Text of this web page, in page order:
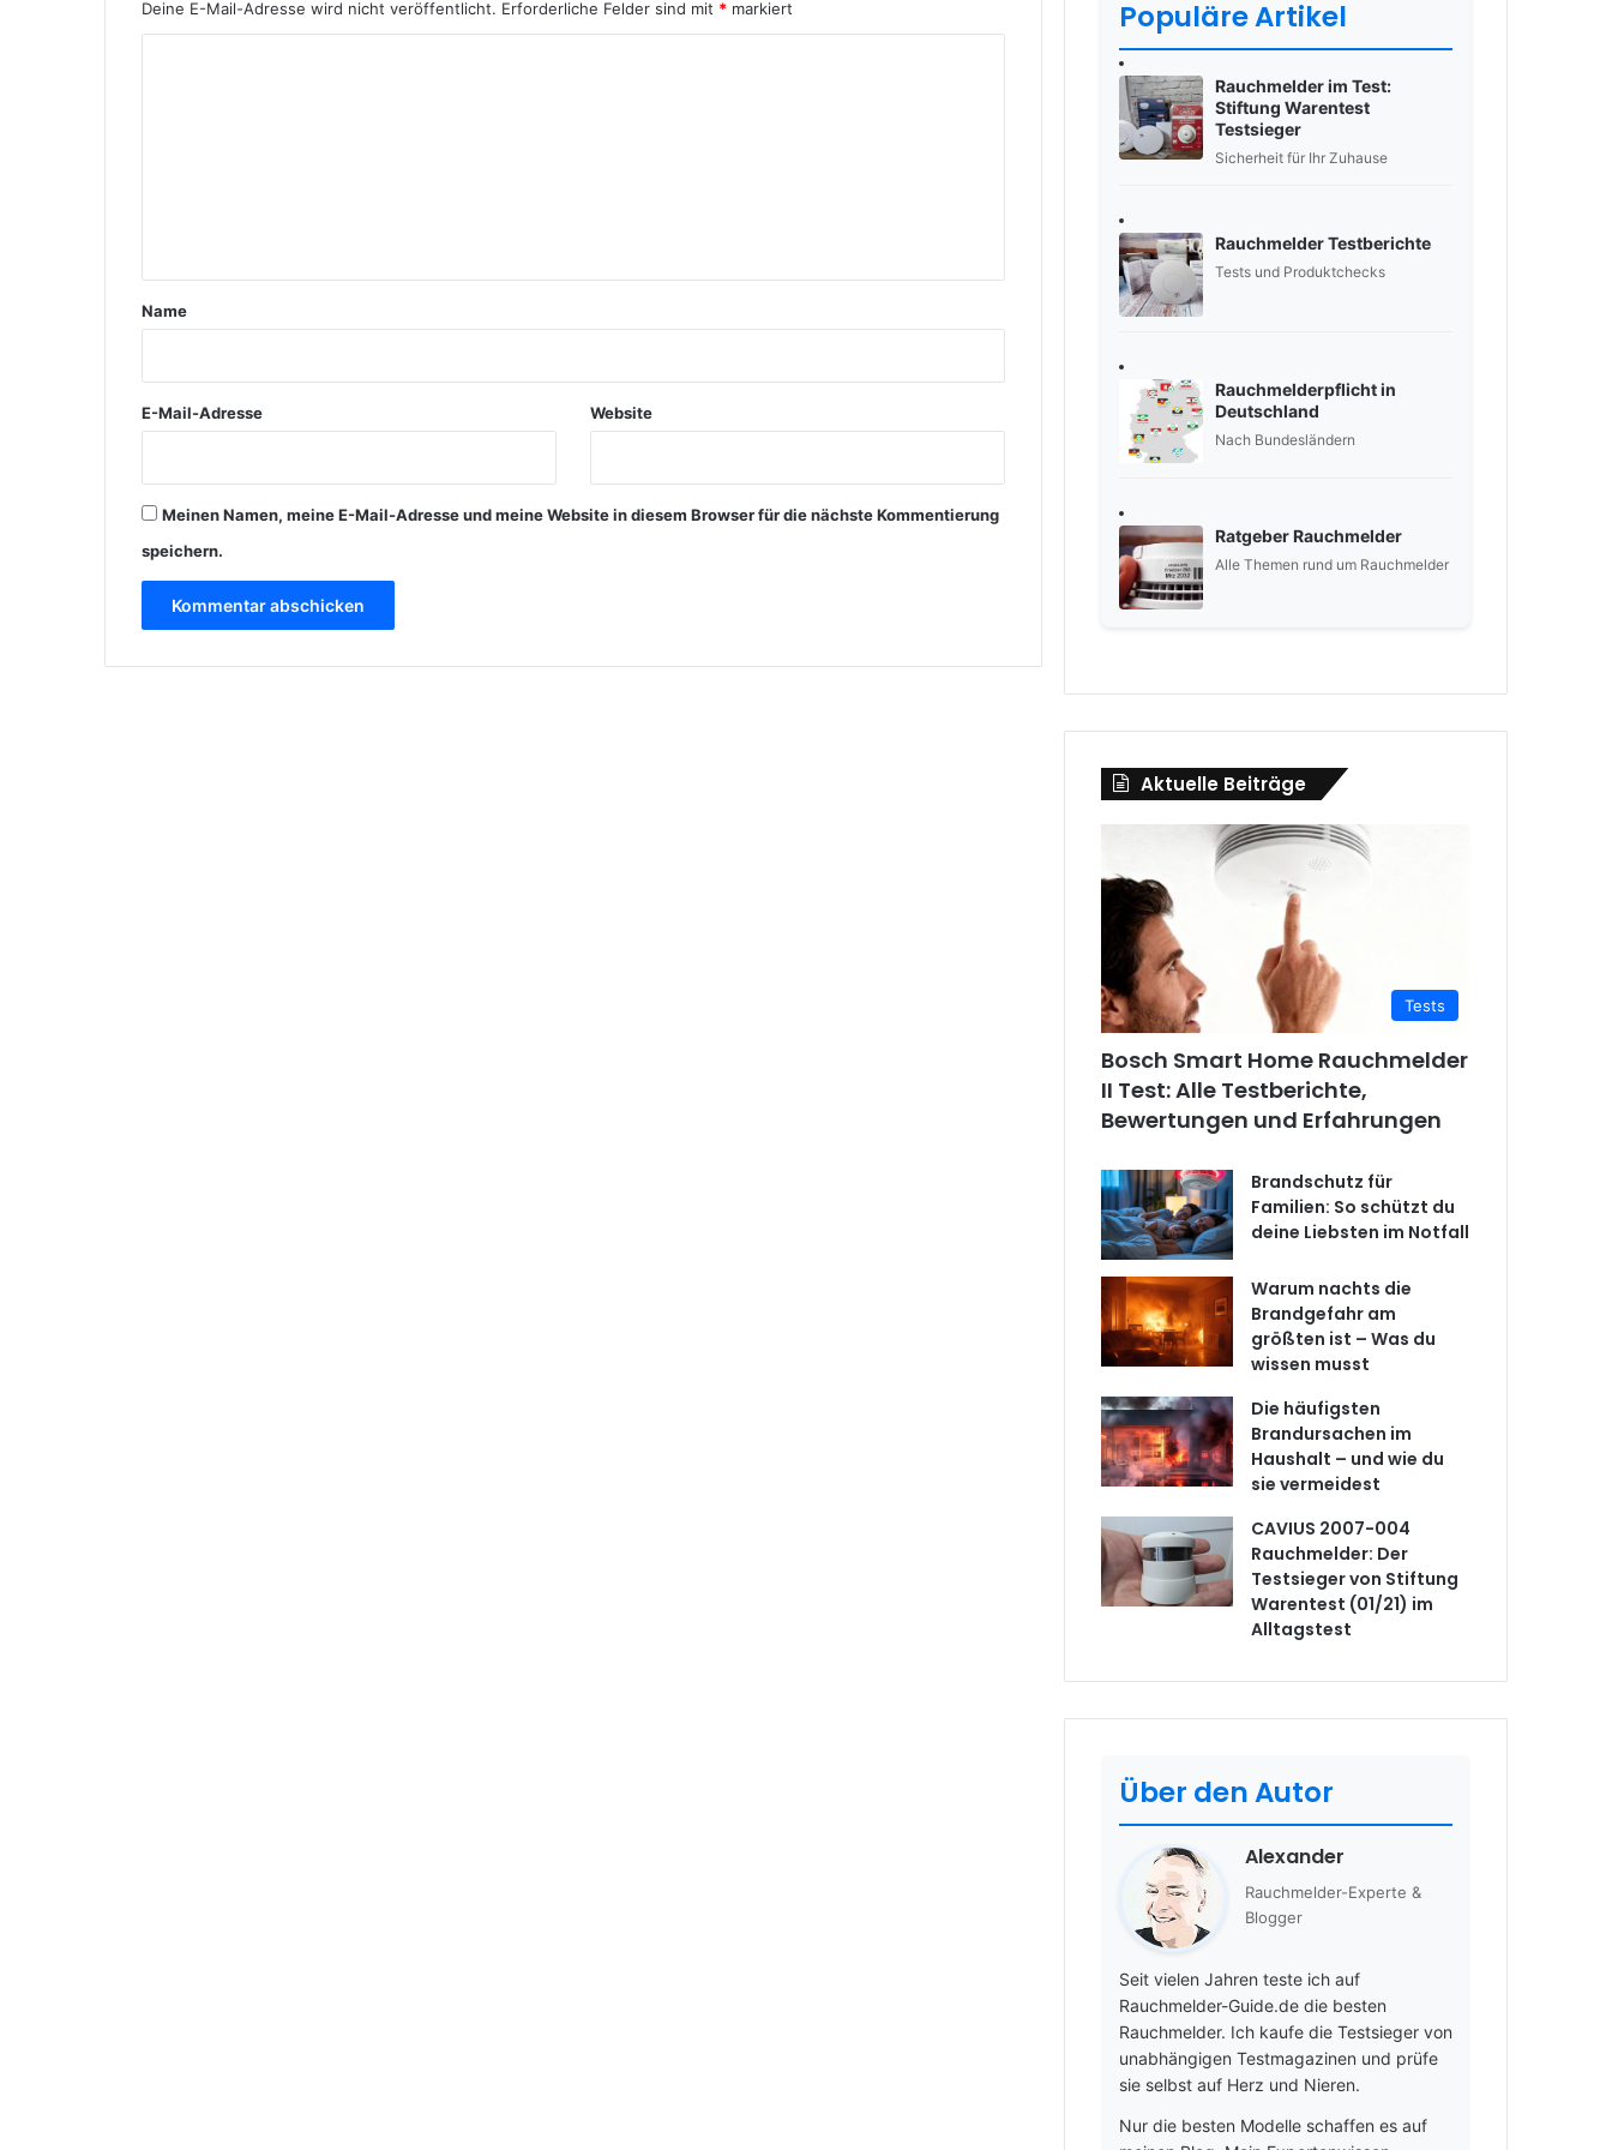
Deine E-Mail-Adresse wird nicht veröffentlicht. Erforderliche Felder sind mit * markiert
a
Name
E-Mail-Adresse Website
Meinen Namen, meine E-Mail-Adresse und meine Website in diesem Browser für die nächste Kommentierung
speichern.
Populäre Artikel
Rauchmelder im Test:
Stiftung Warentest
Testsieger
Sicherheit für Ihr Zuhause
Rauchmelder Testberichte
Tests und Produktchecks
Rauchmelderpflicht in
Deutschland
Nach Bundesländern
Ratgeber Rauchmelder
Alle Themen rund um Rauchmelder
Aktuelle Beiträge
Tests
Bosch Smart Home Rauchmelder
II Test: Alle Testberichte,
Bewertungen und Erfahrungen
Brandschutz für
Familien: So schützt du
deine Liebsten im Notfall
Warum nachts die
Brandgefahr am
größten ist – Was du
wissen musst
Die häufigsten
Brandursachen im
Haushalt – und wie du
sie vermeidest
CAVIUS 2007-004
Rauchmelder: Der
Testsieger von Stiftung
Warentest (01/21) im
Alltagstest
Über den Autor
Alexander
Rauchmelder-Experte &
Blogger
Seit vielen Jahren teste ich auf
Rauchmelder-Guide.de die besten
Rauchmelder. Ich kaufe die Testsieger von
unabhängigen Testmagazinen und prüfe
sie selbst auf Herz und Nieren.
Nur die besten Modelle schaffen es auf